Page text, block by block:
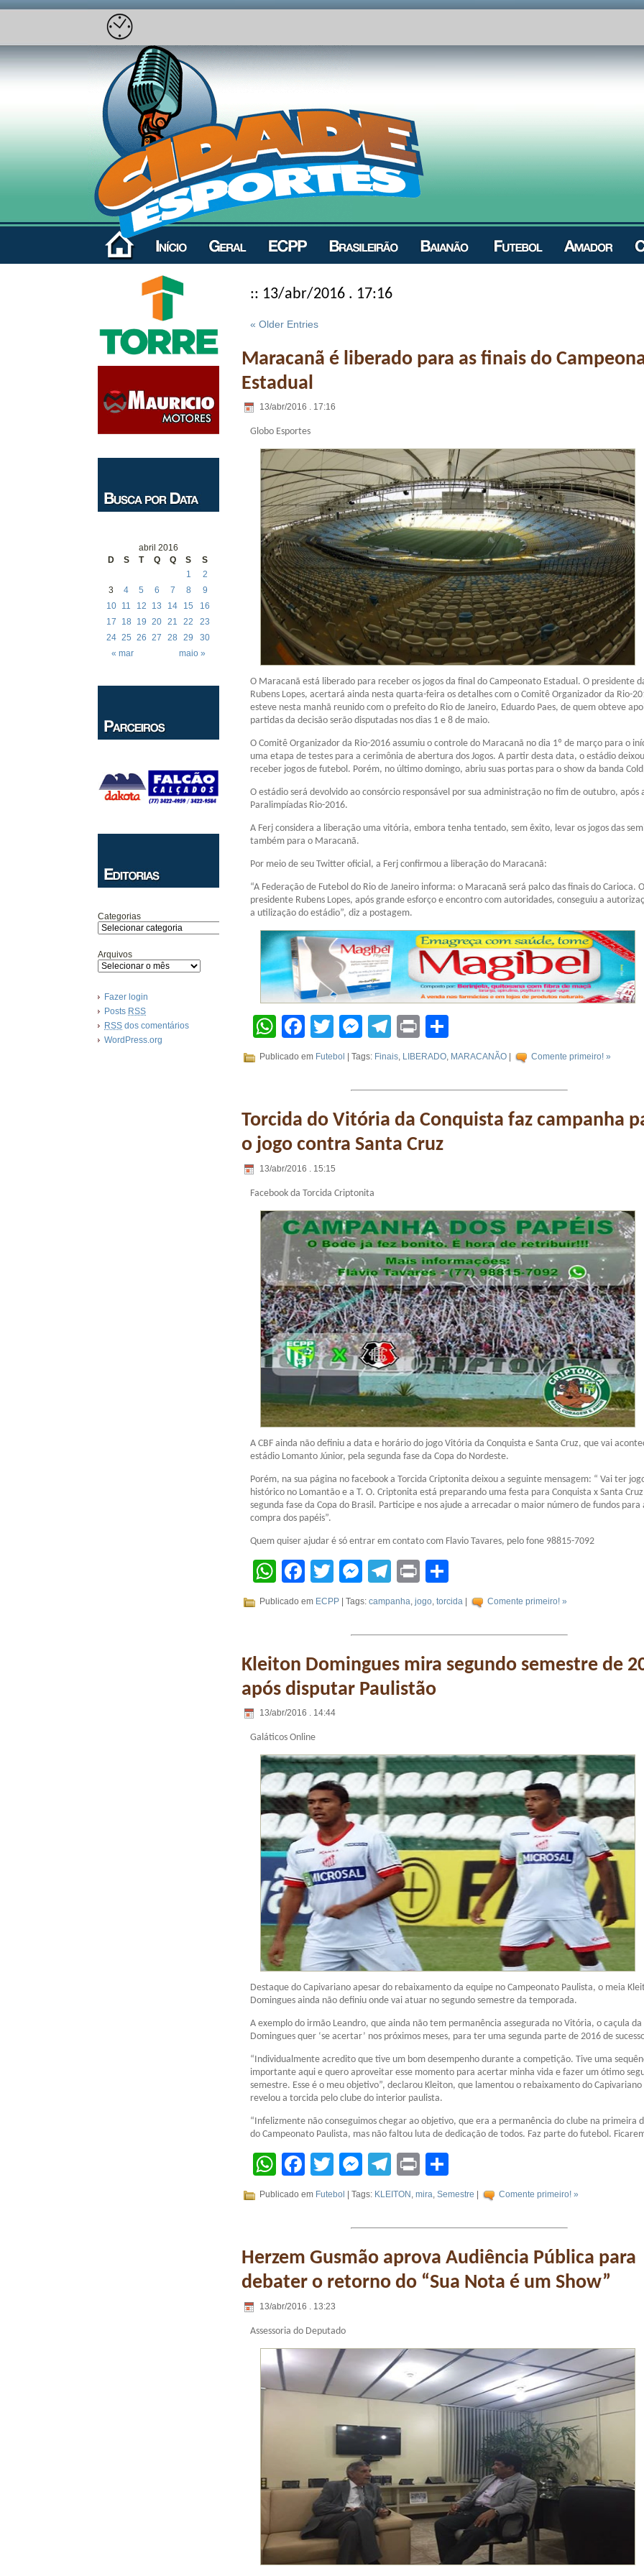
abril 2016
D
S T Q Q S S
« mar maio »
1
2
3
4 5 6 7 8
9
10
11 12 13 14 15
16
17
18 19 20 21 22
23
24 25 26 27 28 29 30
Categorias
Arquivos
Fazer login
Posts RSS
RSS dos comentários
WordPress.org
:: 13/abr/2016 . 17:16
« Older Entries
Maracanã é liberado para as finais do
Estadual
13/abr/2016 . 17:16
Globo Esportes
O Maracanã está liberado para receber os jogos da final do Campeonato Estadual. O presidente
Rubens Lopes, acertará ainda nesta quarta-feira os detalhes com o Comitê Organizador da Rio-
esteve nesta manhã reunido com o prefeito do Rio de Janeiro, Eduardo Paes, de quem obteve
partidas da decisão serão disputadas nos dias 1 e 8 de maio.
O Comitê Organizador da Rio-2016 assumiu o controle do Maracanã no dia 1º de março para o
uma etapa de testes para a cerimônia de abertura dos Jogos. A partir desta data, o estádio
receber jogos de futebol. Porém, no último domingo, abriu suas portas para o show da banda
O estádio será devolvido ao consórcio responsável por sua administração no fim de outubro, após
Paralimpíadas Rio-2016.
A Ferj considera a liberação uma vitória, embora tenha tentado, sem êxito, levar os jogos das
também para o Maracanã.
Por meio de seu Twitter oficial, a Ferj confirmou a liberação do Maracanã:
“A Federação de Futebol do Rio de Janeiro informa: o Maracanã será palco das finais do Carioca. O
presidente Rubens Lopes, após grande esforço e encontro com autoridades, conseguiu a
a utilização do estádio”, diz a postagem.
WhatsApp
Facebook
TwitterMessenger
Telegram
Print
Publicado em Futebol | Tags: Finais, LIBERADO, MARACANÃO Comente primeiro! »
Torcida do Vitória da Conquista faz campanha
o jogo contra Santa Cruz
13/abr/2016 . 15:15
Facebook da Torcida Criptonita
A CBF ainda não definiu a data e horário do jogo Vitória da Conquista e Santa Cruz, que vai
estádio Lomanto Júnior, pela segunda fase da Copa do Nordeste.
Porém, na sua página no facebook a Torcida Criptonita deixou a seguinte mensagem: “ Vai ter
histórico no Lomantão e a T. O. Criptonita está preparando uma festa para Conquista x Santa
segunda fase da Copa do Brasil. Participe e nos ajude a arrecadar o maior número de fundos para
compra dos papéis”.
Quem quiser ajudar é só entrar em contato com Flavio Tavares, pelo fone 98815-7092
WhatsApp
Facebook
TwitterMessenger
Telegram
Print
Publicado em ECPP | Tags: campanha, jogo, torcida | Comente primeiro! »
Kleiton Domingues mira segundo semestre de
após disputar Paulistão
13/abr/2016 . 14:44
Galáticos Online
Destaque do Capivariano apesar do rebaixamento da equipe no Campeonato Paulista, o meia
Domingues ainda não definiu onde vai atuar no segundo semestre da temporada.
A exemplo do irmão Leandro, que ainda não tem permanência assegurada no Vitória, o caçula
Domingues quer ‘se acertar’ nos próximos meses, para ter uma segunda parte de 2016 de
“Individualmente acredito que tive um bom desempenho durante a competição. Tive uma
importante aqui e quero aproveitar esse momento para acertar minha vida e fazer um ótimo
semestre. Esse é o meu objetivo”, declarou Kleiton, que lamentou o rebaixamento do Capivariano
revelou a torcida pelo clube do interior paulista.
“Infelizmente não conseguimos chegar ao objetivo, que era a permanência do clube na primeira
do Campeonato Paulista, mas não faltou luta de dedicação de todos. Faz parte do futebol.
WhatsApp
Facebook
TwitterMessenger
Telegram
Print
Publicado em Futebol | Tags: KLEITON , mira, Semestre Comente primeiro! »
Herzem Gusmão aprova Audiência Pública para
debater o retorno do “Sua Nota é um Show”
13/abr/2016 . 13:23
Assessoria do Deputado